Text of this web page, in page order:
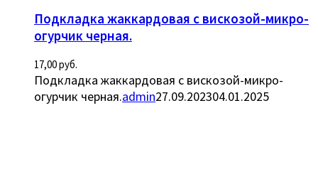
Подкладка жаккардовая с вискозой-микро-
огурчик черная.
17,00руб.
Подкладка жаккардовая с вискозой-микро-
огурчик черная.admin27.09.202304.01.2025